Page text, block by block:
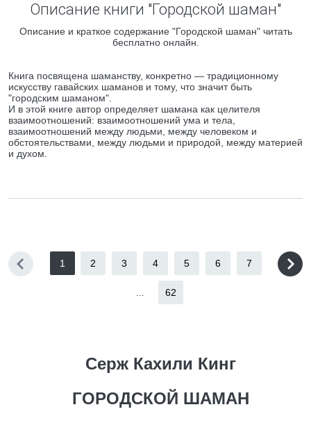
Описание книги "Городской шаман"
Описание и краткое содержание "Городской шаман" читать
бесплатно онлайн.
Книга посвящена шаманству, конкретно — традиционному
искусству гавайских шаманов и тому, что значит быть
"городским шаманом".
И в этой книге автор определяет шамана как целителя
взаимоотношений: взаимоотношений ума и тела,
взаимоотношений между людьми, между человеком и
обстоятельствами, между людьми и природой, между материей
и духом.
1 2 3 4 5 6 7
62
Серж Кахили Кинг
ГОРОДСКОЙ ШАМАН